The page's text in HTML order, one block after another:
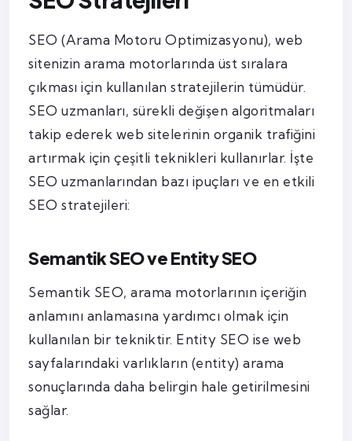
SEO (Arama Motoru Optimizasyonu), web
sitenizin arama motorlarında üst sıralara
çıkması için kullanılan stratejilerin tümüdür.
SEO uzmanları, sürekli değişen algoritmaları
takip ederek web sitelerinin organik trafiğini
artırmak için çeşitli teknikleri kullanırlar. İşte
SEO uzmanlarından bazı ipuçları ve en etkili
SEO stratejileri:
Semantik SEO ve Entity SEO
Semantik SEO, arama motorlarının içeriğin
anlamını anlamasına yardımcı olmak için
kullanılan bir tekniktir. Entity SEO ise web
sayfalarındaki varlıkların (entity) arama
sonuçlarında daha belirgin hale getirilmesini
sağlar.